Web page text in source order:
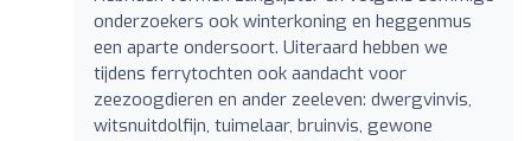
onderzoekers ook winterkoning en heggenmus
een aparte ondersoort. Uiteraard hebben we
tijdens ferrytochten ook aandacht voor
zeezoogdieren en ander zeeleven: dwergvinvis,
witsnuitdolfijn, tuimelaar, bruinvis, gewone